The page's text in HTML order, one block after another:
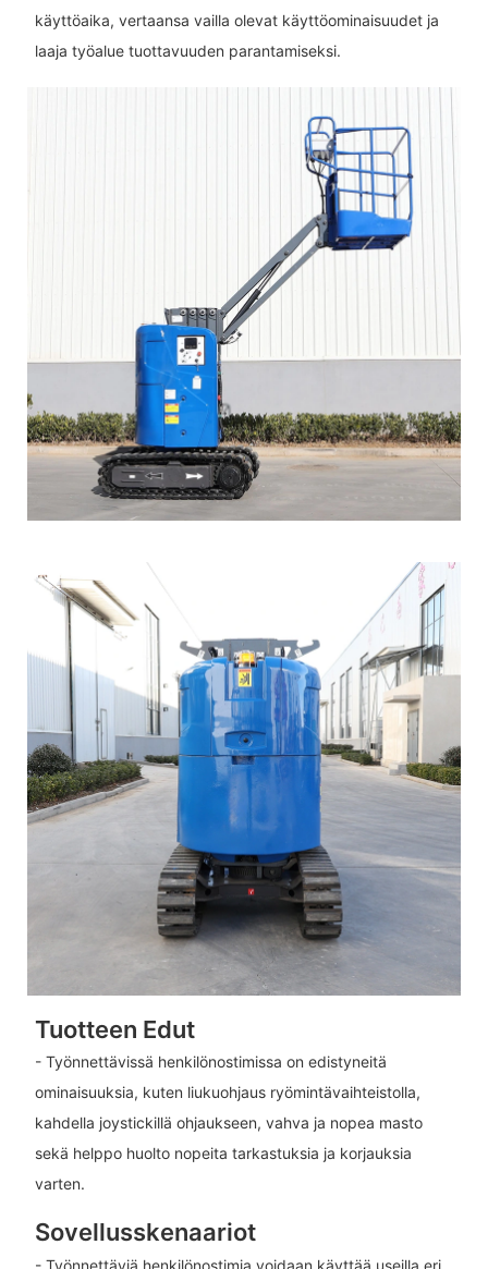
käyttöaika, vertaansa vailla olevat käyttöominaisuudet ja
laaja työalue tuottavuuden parantamiseksi.
Tuotteen Edut
- Työnnettävissä henkilönostimissa on edistyneitä
ominaisuuksia, kuten liukuohjaus ryömintävaihteistolla,
kahdella joystickillä ohjaukseen, vahva ja nopea masto
sekä helppo huolto nopeita tarkastuksia ja korjauksia
varten.
Sovellusskenaariot
- Työnnettäviä henkilönostimia voidaan käyttää useilla eri